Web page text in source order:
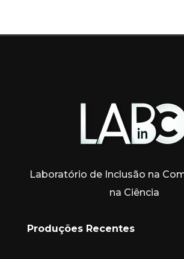
Laboratório de Inclusão na
na Ciência
Produções Recentes